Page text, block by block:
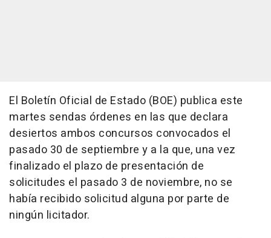
El Boletín Oficial de Estado (BOE) publica este
martes sendas órdenes en las que declara
desiertos ambos concursos convocados el
pasado 30 de septiembre y a la que, una vez
finalizado el plazo de presentación de
solicitudes el pasado 3 de noviembre, no se
había recibido solicitud alguna por parte de
ningún licitador.